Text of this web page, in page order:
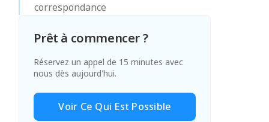
correspondance
Prêt à commencer ?
Réservez un appel de 15 minutes avec
nous dès aujourd'hui.
Voir Ce Qui Est Possible